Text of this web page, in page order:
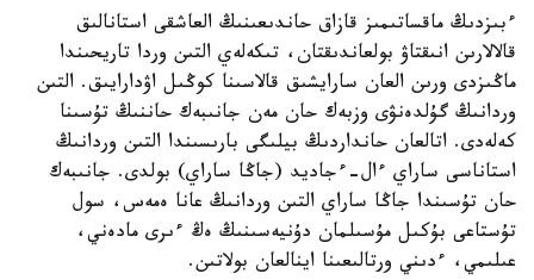
ءبىزدىڭ ماقساتىمىز قازاق حاندىعىنىڭ العاشقى استانالىق
قالالارىن انىقتاۋ بولعاندىقتان، تىكەلەي التىن وردا تاريحىندا
ماڭىزدى ورىن العان سارايشىق قالاسىنا كوڭىل اۋدارايىق. التىن
وردانىڭ گۇلدەنۋى وزبەك حان مەن جانىبەك حاننىڭ تۇسىنا
كەلەدى. اتالعان حانداردىڭ بيلىگى بارىسىندا التىن وردانىڭ
استاناسى ساراي ءال-ءجاديد (جاڭا ساراي) بولدى. جانىبەك
حان تۇسىندا جاڭا ساراي التىن وردانىڭ عانا ەمەس، سول
تۇستاعى بۇكىل مۇسىلمان دۇنيەسىنىڭ ەڭ ءىرى مادەني،
عىلىمي، ءدىني ورتالىعىنا اينالعان بولاتىن.